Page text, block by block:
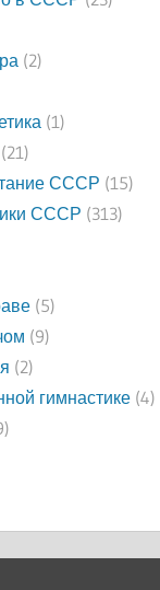
(2)
(1)
СССР (15)
СССР (313)
(5)
(9)
(2)
гимнастике(4)